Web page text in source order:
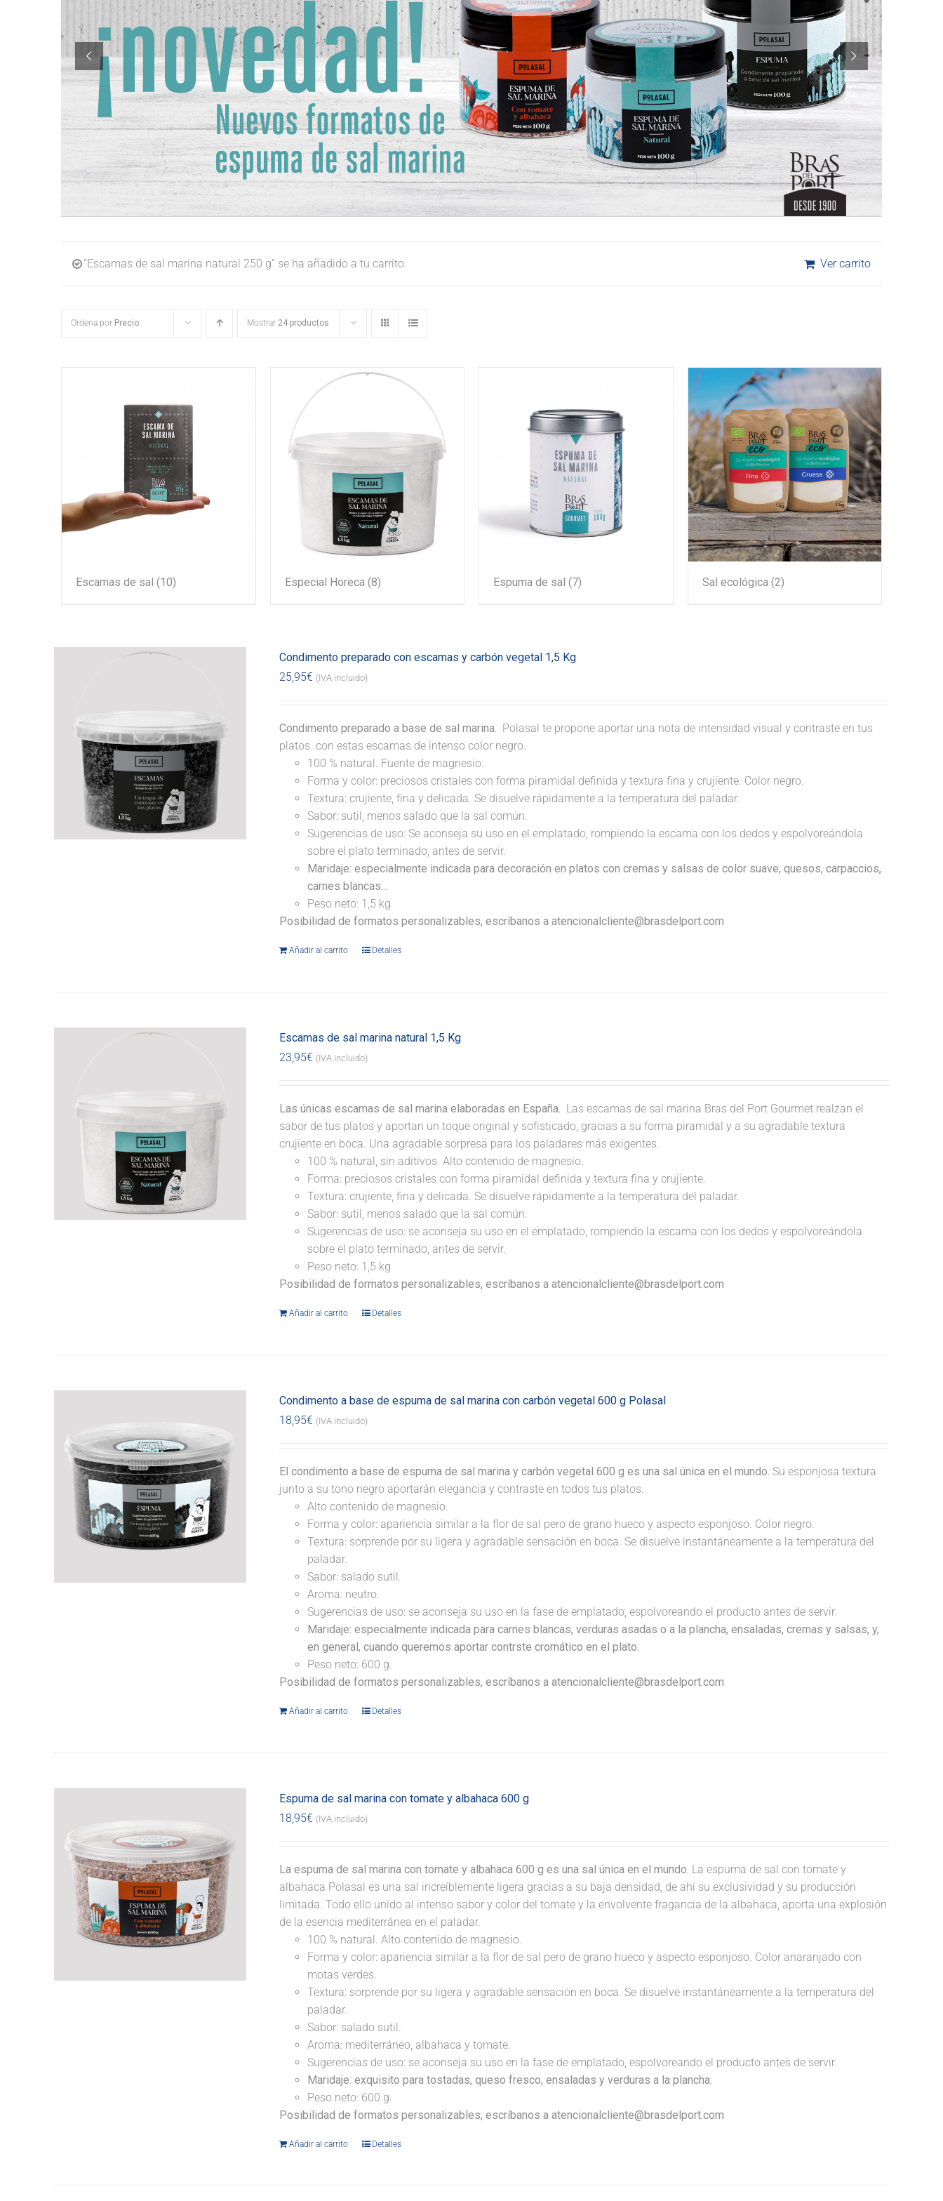
“Escamas de sal marina natural 250 g” se ha añadido a tu carrito. Ver carrito
Ordena por Precio Mostrar 24 productos
Escamas de sal (10) Especial Horeca (8) Espuma de sal (7) Sal ecológica (2)
Condimento preparado con escamas y carbón vegetal 1,5 Kg
25,95€ (IVA incluido)
Condimento preparado a base de sal marina. Polasal te propone aportar una nota de intensidad visual y contraste en tus
platos. con estas escamas de intenso color negro.
100 % natural. Fuente de magnesio.
Forma y color: preciosos cristales con forma piramidal definida y textura fina y crujiente. Color negro.
Textura: crujiente, fina y delicada. Se disuelve rápidamente a la temperatura del paladar.
Sabor: sutil, menos salado que la sal común.
Sugerencias de uso: Se aconseja su uso en el emplatado, rompiendo la escama con los dedos y espolvoreándola
sobre el plato terminado, antes de servir.
Maridaje: especialmente indicada para decoración en platos con cremas y salsas de color suave, quesos, carpaccios,
carnes blancas...
Peso neto: 1,5 kg
Posibilidad de formatos personalizables, escríbanos a atencionalcliente@brasdelport.com
Añadir al carrito Detalles
Escamas de sal marina natural 1,5 Kg
23,95€ (IVA incluido)
Las únicas escamas de sal marina elaboradas en España. Las escamas de sal marina Bras del Port Gourmet realzan el
sabor de tus platos y aportan un toque original y sofisticado, gracias a su forma piramidal y a su agradable textura
crujiente en boca. Una agradable sorpresa para los paladares más exigentes.
100 % natural, sin aditivos. Alto contenido de magnesio.
Forma: preciosos cristales con forma piramidal definida y textura fina y crujiente.
Textura: crujiente, fina y delicada. Se disuelve rápidamente a la temperatura del paladar.
Sabor: sutil, menos salado que la sal común.
Sugerencias de uso: se aconseja su uso en el emplatado, rompiendo la escama con los dedos y espolvoreándola
sobre el plato terminado, antes de servir.
Peso neto: 1,5 kg
Posibilidad de formatos personalizables, escríbanos a atencionalcliente@brasdelport.com
Añadir al carrito Detalles
Condimento a base de espuma de sal marina con carbón vegetal 600 g Polasal
18,95€ (IVA incluido)
El condimento a base de espuma de sal marina y carbón vegetal 600 g es una sal única en el mundo. Su esponjosa textura
junto a su tono negro aportarán elegancia y contraste en todos tus platos.
Alto contenido de magnesio.
Forma y color: apariencia similar a la flor de sal pero de grano hueco y aspecto esponjoso. Color negro.
Textura: sorprende por su ligera y agradable sensación en boca. Se disuelve instantáneamente a la temperatura del
paladar.
Sabor: salado sutil.
Aroma: neutro.
Sugerencias de uso: se aconseja su uso en la fase de emplatado, espolvoreando el producto antes de servir.
Maridaje: especialmente indicada para carnes blancas, verduras asadas o a la plancha, ensaladas, cremas y salsas, y,
en general, cuando queremos aportar contrste cromático en el plato.
Peso neto: 600 g.
Posibilidad de formatos personalizables, escríbanos a atencionalcliente@brasdelport.com
Añadir al carrito Detalles
Espuma de sal marina con tomate y albahaca 600 g
18,95€ (IVA incluido)
La espuma de sal marina con tomate y albahaca 600 g es una sal única en el mundo. La espuma de sal con tomate y
albahaca Polasal es una sal increíblemente ligera gracias a su baja densidad, de ahí su exclusividad y su producción
limitada. Todo ello unido al intenso sabor y color del tomate y la envolvente fragancia de la albahaca, aporta una explosión
de la esencia mediterránea en el paladar.
100 % natural. Alto contenido de magnesio.
Forma y color: apariencia similar a la flor de sal pero de grano hueco y aspecto esponjoso. Color anaranjado con
motas verdes.
Textura: sorprende por su ligera y agradable sensación en boca. Se disuelve instantáneamente a la temperatura del
paladar.
Sabor: salado sutil.
Aroma: mediterráneo, albahaca y tomate.
Sugerencias de uso: se aconseja su uso en la fase de emplatado, espolvoreando el producto antes de servir.
Maridaje: exquisito para tostadas, queso fresco, ensaladas y verduras a la plancha.
Peso neto: 600 g.
Posibilidad de formatos personalizables, escríbanos a atencionalcliente@brasdelport.com
Añadir al carrito Detalles